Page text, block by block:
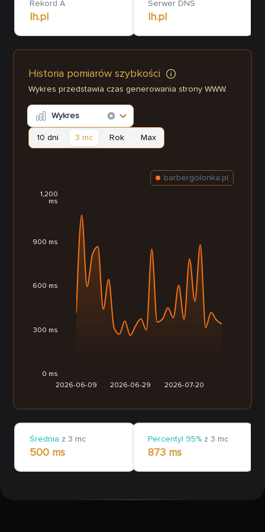
Rekord A
lh.pl
Serwer DNS
lh.pl
Historia pomiarów szybkości
Wykres przedstawia czas generowania strony WWW.
Wykres
10 dni 3 mc Rok Max
2026-06-09 2026-06-29 2026-07-20
0 ms
300 ms
600 ms
900 ms
1,200
ms
barbergolonka.pl
Średnia z 3 mc
500 ms
Percentyl 95% z 3 mc
873 ms